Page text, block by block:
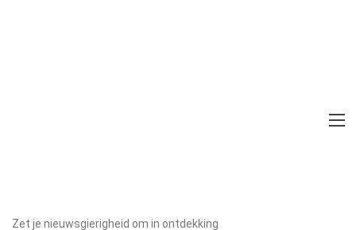
Zet je nieuwsgierigheid om in ontdekking
Doreen Strain